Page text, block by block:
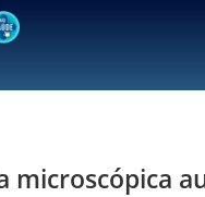
microscópica